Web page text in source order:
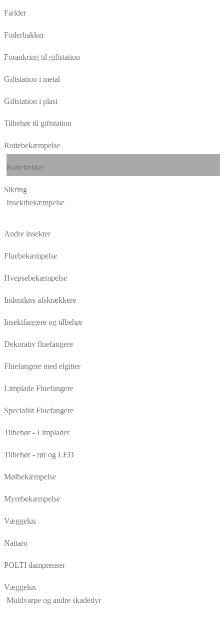
Fælder
Foderbakker
Forankring til giftstation
Giftstation i metal
Giftstation i plast
Tilbehør til giftstation
Rottebekæmpelse
Rottefælder
Sikring
Insektbekæmpelse
Andre insekter
Fluebekæmpelse
Hvepsebekæmpelse
Indendørs afskrækkere
Insektfangere og tilbehør
Dekorativ fluefangere
Fluefangere med elgitter
Limplade Fluefangere
Specialist Fluefangere
Tilbehør - Limplader
Tilbehør - rør og LED
Mølbekæmpelse
Myrebekæmpelse
Væggelus
Nattaro
POLTI damprenser
Væggelus
Muldvarpe og andre skadedyr